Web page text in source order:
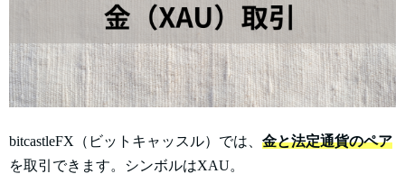
bitcastleFX（ビットキャッスル）では、 金と法定通貨のペア
を取引できます。シンボルはXAU。